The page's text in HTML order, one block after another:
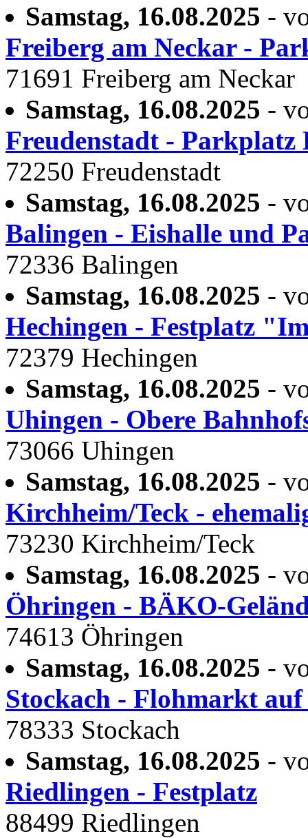
Samstag, 16.08.2025 -
Freiberg am Neckar -
71691 Freiberg am Neckar
Samstag, 16.08.2025 -
Freudenstadt -
72250 Freudenstadt
Samstag, 16.08.2025 -
Balingen - Eishalle und
72336 Balingen
Samstag, 16.08.2025 -
Hechingen - Festplatz
72379 Hechingen
Samstag, 16.08.2025 -
Uhingen - Obere
73066 Uhingen
Samstag, 16.08.2025 -
Kirchheim/Teck -
73230 Kirchheim/Teck
Samstag, 16.08.2025 -
Öhringen - BÄKO-
74613 Öhringen
Samstag, 16.08.2025 -
Stockach - Flohmarkt
78333 Stockach
Samstag, 16.08.2025 -
Riedlingen - Festplatz
88499 Riedlingen